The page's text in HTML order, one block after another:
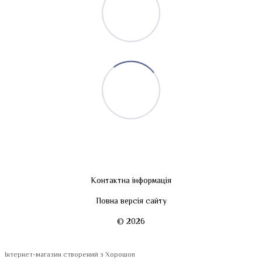
Контактна інформація
Повна версія сайту
© 2026
Інтернет-магазин створений з Хорошоп